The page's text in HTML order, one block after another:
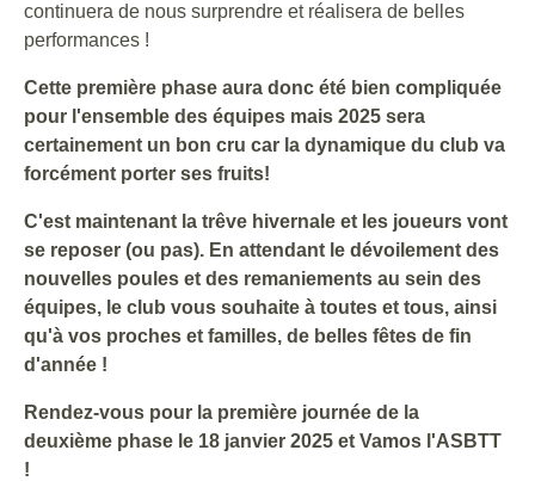
continuera de nous surprendre et réalisera de belles
performances !
Cette première phase aura donc été bien compliquée
pour l'ensemble des équipes mais 2025 sera
certainement un bon cru car la dynamique du club va
forcément porter ses fruits!
C'est maintenant la trêve hivernale et les joueurs vont
se reposer (ou pas). En attendant le dévoilement des
nouvelles poules et des remaniements au sein des
équipes, le club vous souhaite à toutes et tous, ainsi
qu'à vos proches et familles, de belles fêtes de fin
d'année !
Rendez-vous pour la première journée de la
deuxième phase le 18 janvier 2025 et Vamos l'ASBTT
!